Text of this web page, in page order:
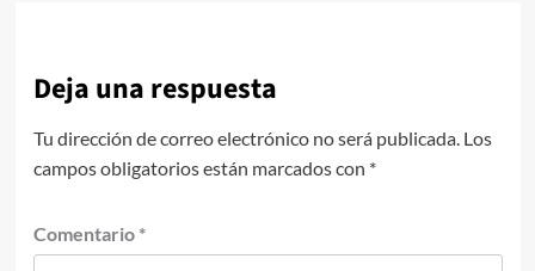
Deja una respuesta
Tu dirección de correo electrónico no será publicada. Los
campos obligatorios están marcados con *
Comentario *